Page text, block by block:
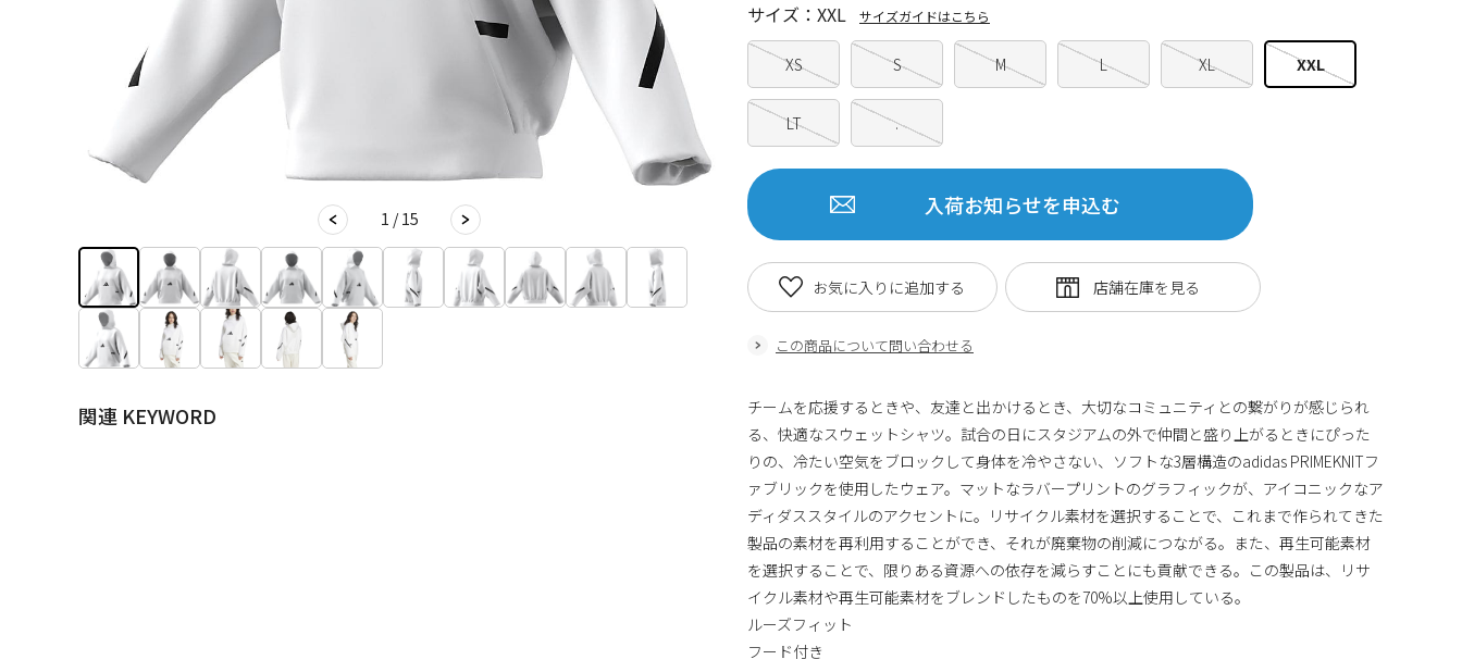
1 / 15
関連 KEYWORD
XS S M L XL XXL
LT .
サイズ：XXL サイズガイドはこちら
入荷お知らせを申込む
この商品について問い合わせる
お気に入りに追加する
チームを応援するときや、友達と出かけるとき、大切なコミュニティとの繋がりが感じられ
る、快適なスウェットシャツ。試合の日にスタジアムの外で仲間と盛り上がるときにぴった
りの、冷たい空気をブロックして身体を冷やさない、ソフトな3層構造のadidas PRIMEKNITフ
ァブリックを使用したウェア。マットなラバープリントのグラフィックが、アイコニックなア
ディダススタイルのアクセントに。リサイクル素材を選択することで、これまで作られてきた
製品の素材を再利用することができ、それが廃棄物の削減につながる。また、再生可能素材
を選択することで、限りある資源への依存を減らすことにも貢献できる。この製品は、リサ
イクル素材や再生可能素材をブレンドしたものを70%以上使用している。
ルーズフィット
フード付き